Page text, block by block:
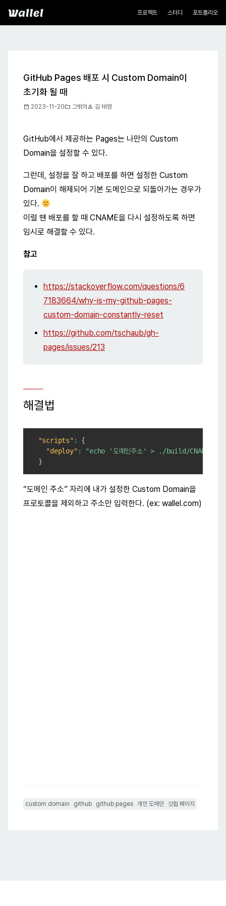
Wallel 네비게이션
프로젝트 스터디 포트폴리오
GitHub Pages 배포 시 Custom Domain이
초기화 될 때
calendar_today 2023-11-20folder 그밖의 person 김 태영
GitHub에서 제공하는 Pages는 나만의 Custom
Domain을 설정할 수 있다.
그런데, 설정을 잘 하고 배포를 하면 설정한 Custom
Domain이 해제되어 기본 도메인으로 되돌아가는 경우가
있다.
이럴 땐 배포를 할 때 CNAME을 다시 설정하도록 하면
임시로 해결할 수 있다.
참고
https://stackoverflow.com/questions/6
7183664/why-is-my-github-pages-
custom-domain-constantly-reset
https://github.com/tschaub/gh-
pages/issues/213
해결법
"scripts" :
{
"deploy" :
"echo '도메인주소' > ./build/CNAME
}
“도메인 주소” 자리에 내가 설정한 Custom Domain을
프로토콜을 제외하고 주소만 입력한다. (ex: wallel.com)
custom domain github github pages 개인 도메인 깃헙 페이지